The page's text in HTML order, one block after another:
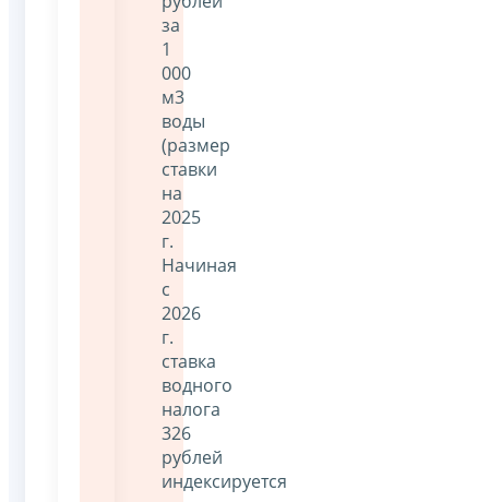
за
1
000
м3
воды
(размер
ставки
на
2025
г.
Начиная
с
2026
г.
ставка
водного
налога
326
рублей
индексируется